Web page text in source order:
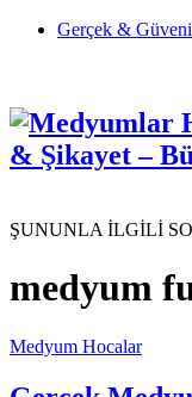
Gerçek &
ŞUNUNLA İLGİLİ
medyum
Medyum Hocalar